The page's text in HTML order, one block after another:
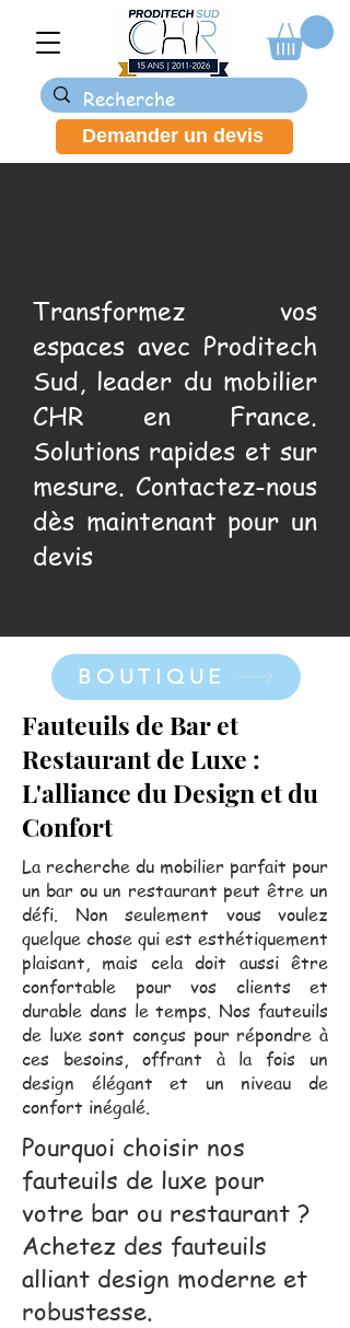
Demander un devis
Transformez vos
espaces avec Proditech
Sud, leader du mobilier
CHR en France.
Solutions rapides et sur
mesure. Contactez-nous
dès maintenant pour un
devis
BOUTIQUE
Fauteuils de Bar et
Restaurant de Luxe :
L'alliance du Design et du
Confort
La recherche du mobilier parfait pour
un bar ou un restaurant peut être un
défi. Non seulement vous voulez
quelque chose qui est esthétiquement
plaisant, mais cela doit aussi être
confortable pour vos clients et
durable dans le temps. Nos fauteuils
de luxe sont conçus pour répondre à
ces besoins, offrant à la fois un
design élégant et un niveau de
confort inégalé.
Pourquoi choisir nos
fauteuils de luxe pour
votre bar ou restaurant ?
Achetez des fauteuils
alliant design moderne et
robustesse.